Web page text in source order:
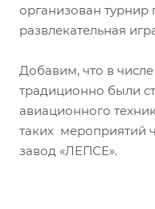
организован турнир
развлекательная
Добавим, что в числе
традиционно были
авиационного
таких мероприятий
завод «ЛЕПСЕ».